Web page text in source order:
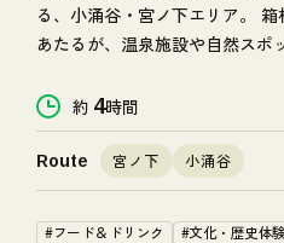
エリア
#強羅・宮城野
る、小涌谷・宮ノ下エリア。
あたるが、温泉施設や自然スポ
およそ30分ほどで、少し歩きた
内で一駅分を歩くのとはまった
時間が流れている。
約 4時間
Route 宮ノ下 小涌谷
#フード＆ドリンク #文化・歴史体験